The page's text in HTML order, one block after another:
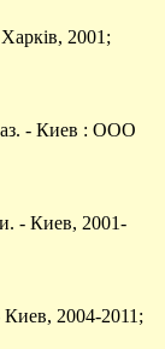
2001;
- Киев : ООО
- Киев, 2001-
Киев, 2004-2011;